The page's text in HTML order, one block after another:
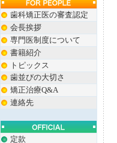
歯科矯正医の審査認定
会長挨拶
専門医制度について
書籍紹介
トピックス
歯並びの大切さ
矯正治療Q&A
連絡先
定款